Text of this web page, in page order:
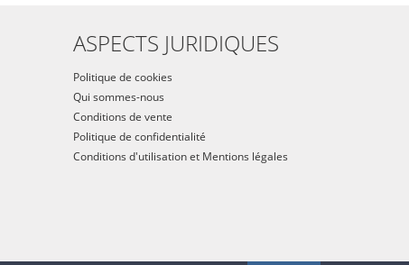
ASPECTS JURIDIQUES
Politique de cookies
Qui sommes-nous
Conditions de vente
Politique de confidentialité
Conditions d'utilisation et Mentions légales